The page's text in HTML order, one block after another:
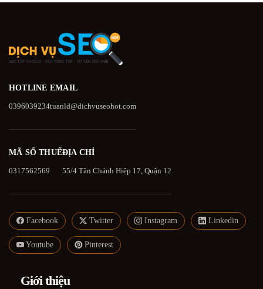
HOTLINE
0396039234
EMAIL
tuanld@dichvuseohot.com
MÃ SỐ THUẾ
0317562569
ĐỊA CHỈ
55/4 Tân Chánh Hiệp 17, Quận 12
Facebook Twitter Instagram Linkedin
Youtube Pinterest
Giới thiệu